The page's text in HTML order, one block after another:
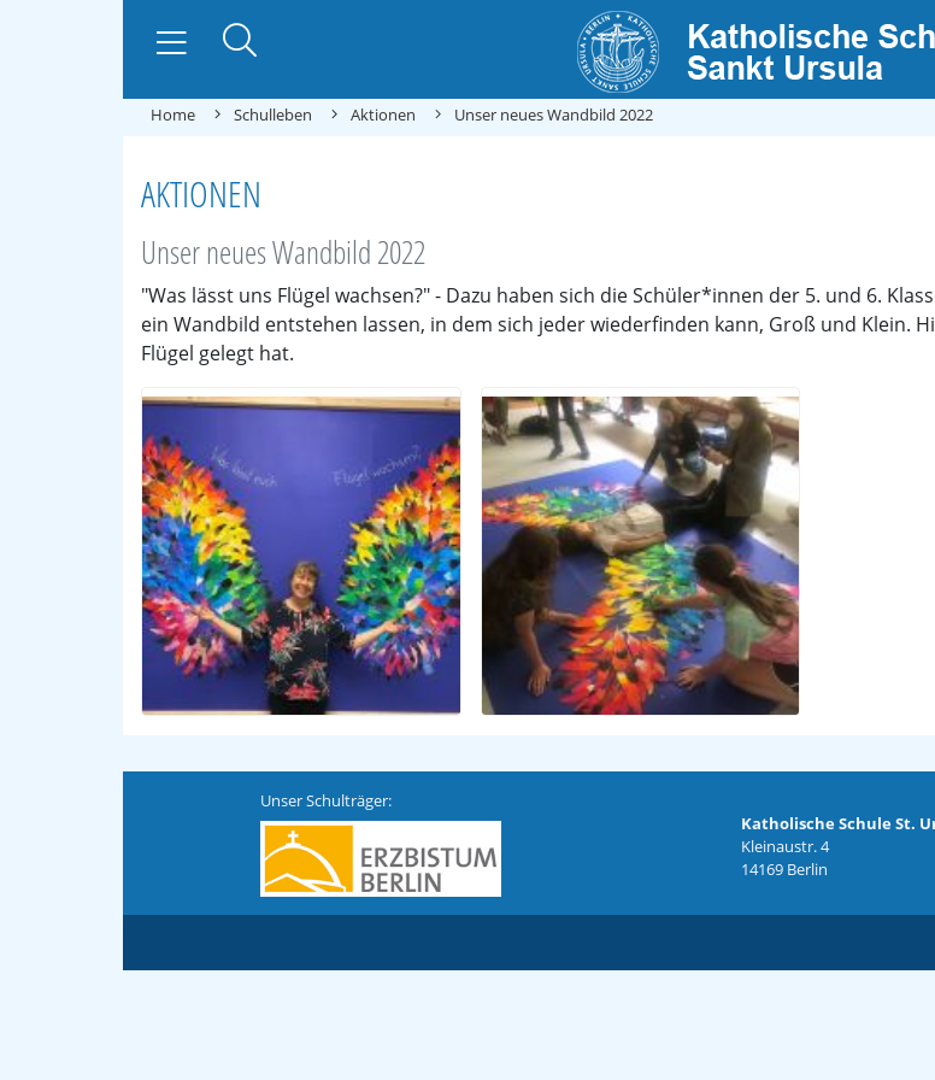
Home Schulleben Aktionen Unser neues Wandbild 2022
AKTIONEN
Unser neues Wandbild 2022
"Was lässt uns Flügel wachsen?" - Dazu haben sich die Schüler*innen der 5. und 6.
ein Wandbild entstehen lassen, in dem sich jeder wiederfinden kann, Groß und Klein.
Flügel gelegt hat.
Unser Schulträger:
Katholische Schule St.
Kleinaustr. 4
14169 Berlin